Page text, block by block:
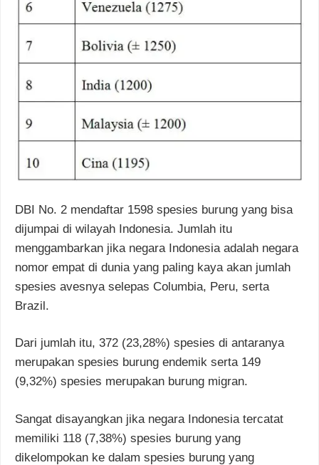
DBI No. 2 mendaftar 1598 spesies burung yang bisa
dijumpai di wilayah Indonesia. Jumlah itu
menggambarkan jika negara Indonesia adalah negara
nomor empat di dunia yang paling kaya akan jumlah
spesies avesnya selepas Columbia, Peru, serta
Brazil.
Dari jumlah itu, 372 (23,28%) spesies di antaranya
merupakan spesies burung endemik serta 149
(9,32%) spesies merupakan burung migran.
Sangat disayangkan jika negara Indonesia tercatat
memiliki 118 (7,38%) spesies burung yang
dikelompokan ke dalam spesies burung yang